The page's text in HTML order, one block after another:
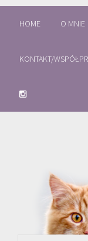
HOME O MNIE
KONTAKT/